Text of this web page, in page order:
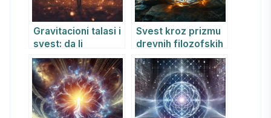
Gravitacioni talasi i
svest: da li
kosmičke vibracije
oblikuju naše
unutrašnje ja?
Svest kroz prizmu
drevnih filozofskih
tradicija: Put od
istoka do zapada